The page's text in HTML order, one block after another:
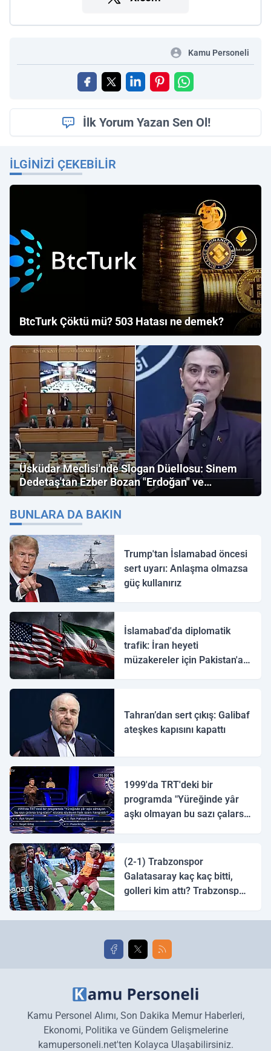
Kamu Personeli
İlk Yorum Yazan Sen Ol!
İLGINIZI ÇEKEBILIR
BtcTurk Çöktü mü? 503 Hatası ne demek?
Üsküdar Meclisi'nde Slogan Düellosu: Sinem
Dedetaş'tan Ezber Bozan "Erdoğan" ve
"İmamoğlu" Çıkışı!
BUNLARA DA BAKIN
Trump'tan İslamabad öncesi
sert uyarı: Anlaşma olmazsa
güç kullanırız
İslamabad'da diplomatik
trafik: İran heyeti
müzakereler için Pakistan'a
Tahran’dan sert çıkış: Galibaf
ateşkes kapısını kapattı
1999'da TRT'deki bir
programda "Yüreğinde yâr
aşkı olmayan bu sazı çalarsa
(2-1) Trabzonspor
Galatasaray kaç kaç bitti,
golleri kim attı? Trabzonspor
golleri!
Kamu Personel Alımı, Son Dakika Memur Haberleri,
Ekonomi, Politika ve Gündem Gelişmelerine
kamupersoneli.net'ten Kolayca Ulaşabilirsiniz.